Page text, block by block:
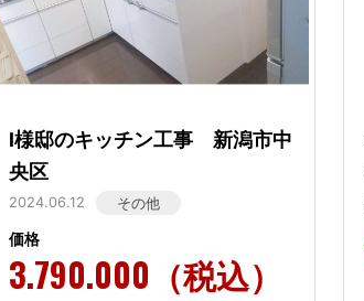
I様邸のキッチン工事 新潟市中
央区
2024.06.12 その他
価格
3.790.000（税込）